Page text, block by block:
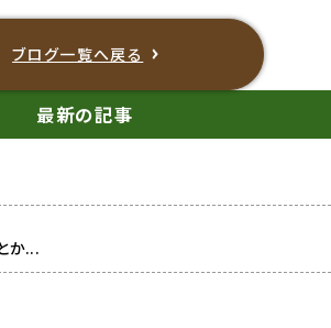
ブログ一覧へ戻る
最新の記事
か...